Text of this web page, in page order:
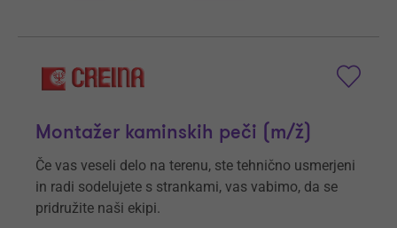
Montažer kaminskih peči (m/ž)
Če vas veseli delo na terenu, ste tehnično usmerjeni
in radi sodelujete s strankami, vas vabimo, da se
pridružite naši ekipi.